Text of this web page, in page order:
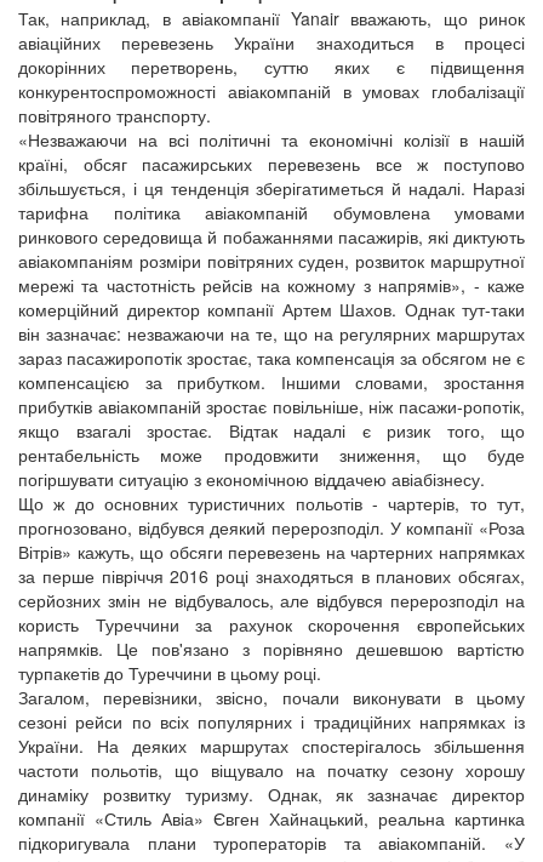
Так, наприклад, в авіакомпанії Yanair вважають, що ринок
авіаційних перевезень України знаходиться в процесі
докорінних перетворень, суттю яких є підвищення
конкурентоспроможності авіакомпаній в умовах глобалізації
повітряного транспорту.
«Незважаючи на всі політичні та економічні колізії в нашій
країні, обсяг пасажирських перевезень все ж поступово
збільшується, і ця тенденція зберігатиметься й надалі. Наразі
тарифна політика авіакомпаній обумовлена умовами
ринкового середовища й побажаннями пасажирів, які диктують
авіакомпаніям розміри повітряних суден, розвиток маршрутної
мережі та частотність рейсів на кожному з напрямів», - каже
комерційний директор компанії Артем Шахов. Однак тут-таки
він зазначає: незважаючи на те, що на регулярних маршрутах
зараз пасажиропотік зростає, така компенсація за обсягом не є
компенсацією за прибутком. Іншими словами, зростання
прибутків авіакомпаній зростає повільніше, ніж пасажи-ропотік,
якщо взагалі зростає. Відтак надалі є ризик того, що
рентабельність може продовжити зниження, що буде
погіршувати ситуацію з економічною віддачею авіабізнесу.
Що ж до основних туристичних польотів - чартерів, то тут,
прогнозовано, відбувся деякий перерозподіл. У компанії «Роза
Вітрів» кажуть, що обсяги перевезень на чартерних напрямках
за перше півріччя 2016 році знаходяться в планових обсягах,
серйозних змін не відбувалось, але відбувся перерозподіл на
користь Туреччини за рахунок скорочення європейських
напрямків. Це пов'язано з порівняно дешевшою вартістю
турпакетів до Туреччини в цьому році.
Загалом, перевізники, звісно, почали виконувати в цьому
сезоні рейси по всіх популярних і традиційних напрямках із
України. На деяких маршрутах спостерігалось збільшення
частоти польотів, що віщувало на початку сезону хорошу
динаміку розвитку туризму. Однак, як зазначає директор
компанії «Стиль Авіа» Євген Хайнацький, реальна картинка
підкоригувала плани туроператорів та авіакомпаній. «У